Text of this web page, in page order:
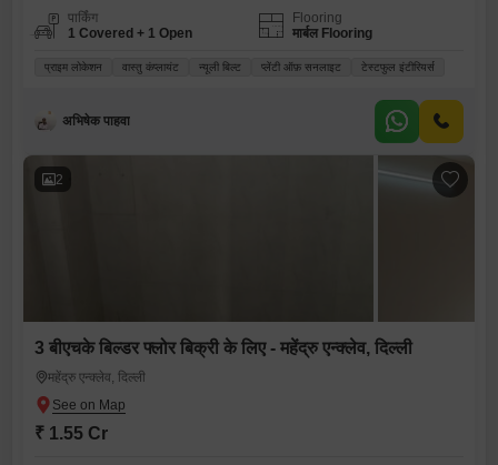
पार्किंग
1 Covered + 1 Open
Flooring
मार्बल Flooring
प्राइम लोकेशन वास्तु कंप्लायंट न्यूली बिल्ट प्लेंटी ऑफ़ सनलाइट टेस्टफुल इंटीरियर्स
अभिषेक पाहवा
2
3 बीएचके बिल्डर फ्लोर बिक्री के लिए - महेंद्रु एन्क्लेव, दिल्ली
महेंद्रु एन्क्लेव, दिल्ली
₹ 1.55 Cr